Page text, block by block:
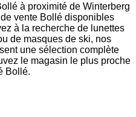
à proximité de Winterberg
vente Bollé disponibles
à la recherche de lunettes
de masques de ski, nos
une sélection complète
le magasin le plus proche
Bollé.